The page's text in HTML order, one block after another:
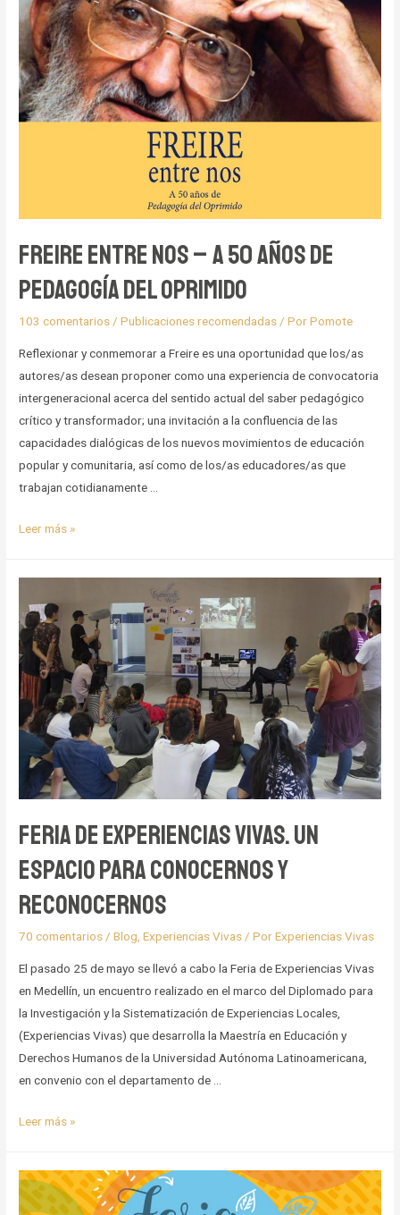
Encuentro
Nacional
de
Experiencias
Vivas
Freire Entre Nos – A 50 años de
Pedagogía del Oprimido
103 comentarios /Publicaciones recomendadas / PorPomote
Reflexionar y conmemorar a Freire es una oportunidad que los/as
autores/as desean proponer como una experiencia de convocatoria
intergeneracional acerca del sentido actual del saber pedagógico
crítico y transformador; una invitación a la confluencia de las
capacidades dialógicas de los nuevos movimientos de educación
popular y comunitaria, así como de los/as educadores/as que
trabajan cotidianamente …
Freire
A
50
años
de
Pedagogía
del
Oprimido
Leer más »
Feria de Experiencias Vivas. Un
espacio para conocernos y
reconocernos
70 comentarios /Blog ,Experiencias Vivas / PorExperiencias Vivas
El pasado 25 de mayo se llevó a cabo la Feria de Experiencias Vivas
en Medellín, un encuentro realizado en el marco del Diplomado para
la Investigación y la Sistematización de Experiencias Locales,
(Experiencias Vivas) que desarrolla la Maestría en Educación y
Derechos Humanos de la Universidad Autónoma Latinoamericana,
en convenio con el departamento de …
Feria
Vivas.
Un
Leer más »